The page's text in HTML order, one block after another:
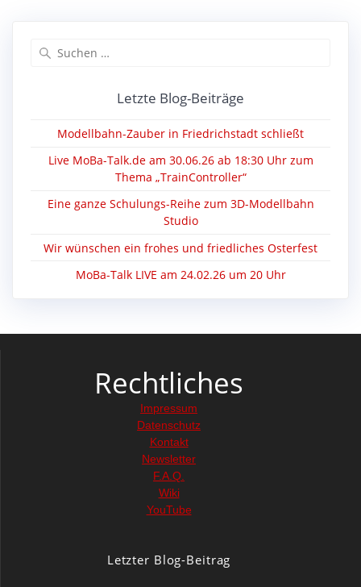
Letzte Blog-Beiträge
Modellbahn-Zauber in Friedrichstadt schließt
Live MoBa-Talk.de am 30.06.26 ab 18:30 Uhr zum
Thema „TrainController“
Eine ganze Schulungs-Reihe zum 3D-Modellbahn
Studio
Wir wünschen ein frohes und friedliches Osterfest
MoBa-Talk LIVE am 24.02.26 um 20 Uhr
Rechtliches
Impressum
Datenschutz
Kontakt
Newsletter
F.A.Q.
Wiki
YouTube
Letzter Blog-Beitrag